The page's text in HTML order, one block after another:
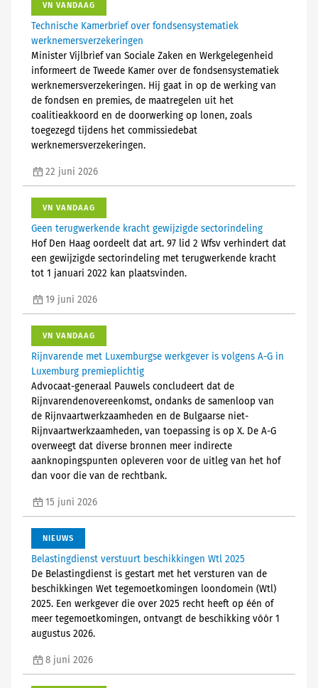
VN VANDAAG
Technische Kamerbrief over fondsensystematiek
werknemersverzekeringen
Minister Vijlbrief van Sociale Zaken en Werkgelegenheid
informeert de Tweede Kamer over de fondsensystematiek
werknemersverzekeringen. Hij gaat in op de werking van
de fondsen en premies, de maatregelen uit het
coalitieakkoord en de doorwerking op lonen, zoals
toegezegd tijdens het commissiedebat
werknemersverzekeringen.
22 juni 2026
VN VANDAAG
Geen terugwerkende kracht gewijzigde sectorindeling
Hof Den Haag oordeelt dat art. 97 lid 2 Wfsv verhindert dat
een gewijzigde sectorindeling met terugwerkende kracht
tot 1 januari 2022 kan plaatsvinden.
19 juni 2026
VN VANDAAG
Rijnvarende met Luxemburgse werkgever is volgens A-G in
Luxemburg premieplichtig
Advocaat-generaal Pauwels concludeert dat de
Rijnvarendenovereenkomst, ondanks de samenloop van
de Rijnvaartwerkzaamheden en de Bulgaarse niet-
Rijnvaartwerkzaamheden, van toepassing is op X. De A-G
overweegt dat diverse bronnen meer indirecte
aanknopingspunten opleveren voor de uitleg van het hof
dan voor die van de rechtbank.
15 juni 2026
NIEUWS
Belastingdienst verstuurt beschikkingen Wtl 2025
De Belastingdienst is gestart met het versturen van de
beschikkingen Wet tegemoetkomingen loondomein (Wtl)
2025. Een werkgever die over 2025 recht heeft op één of
meer tegemoetkomingen, ontvangt de beschikking vóór 1
augustus 2026.
8 juni 2026